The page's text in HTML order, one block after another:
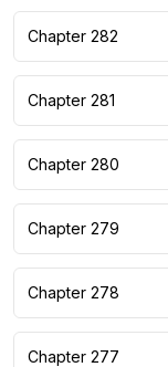
Chapter 282
Chapter 281
Chapter 280
Chapter 279
Chapter 278
Chapter 277